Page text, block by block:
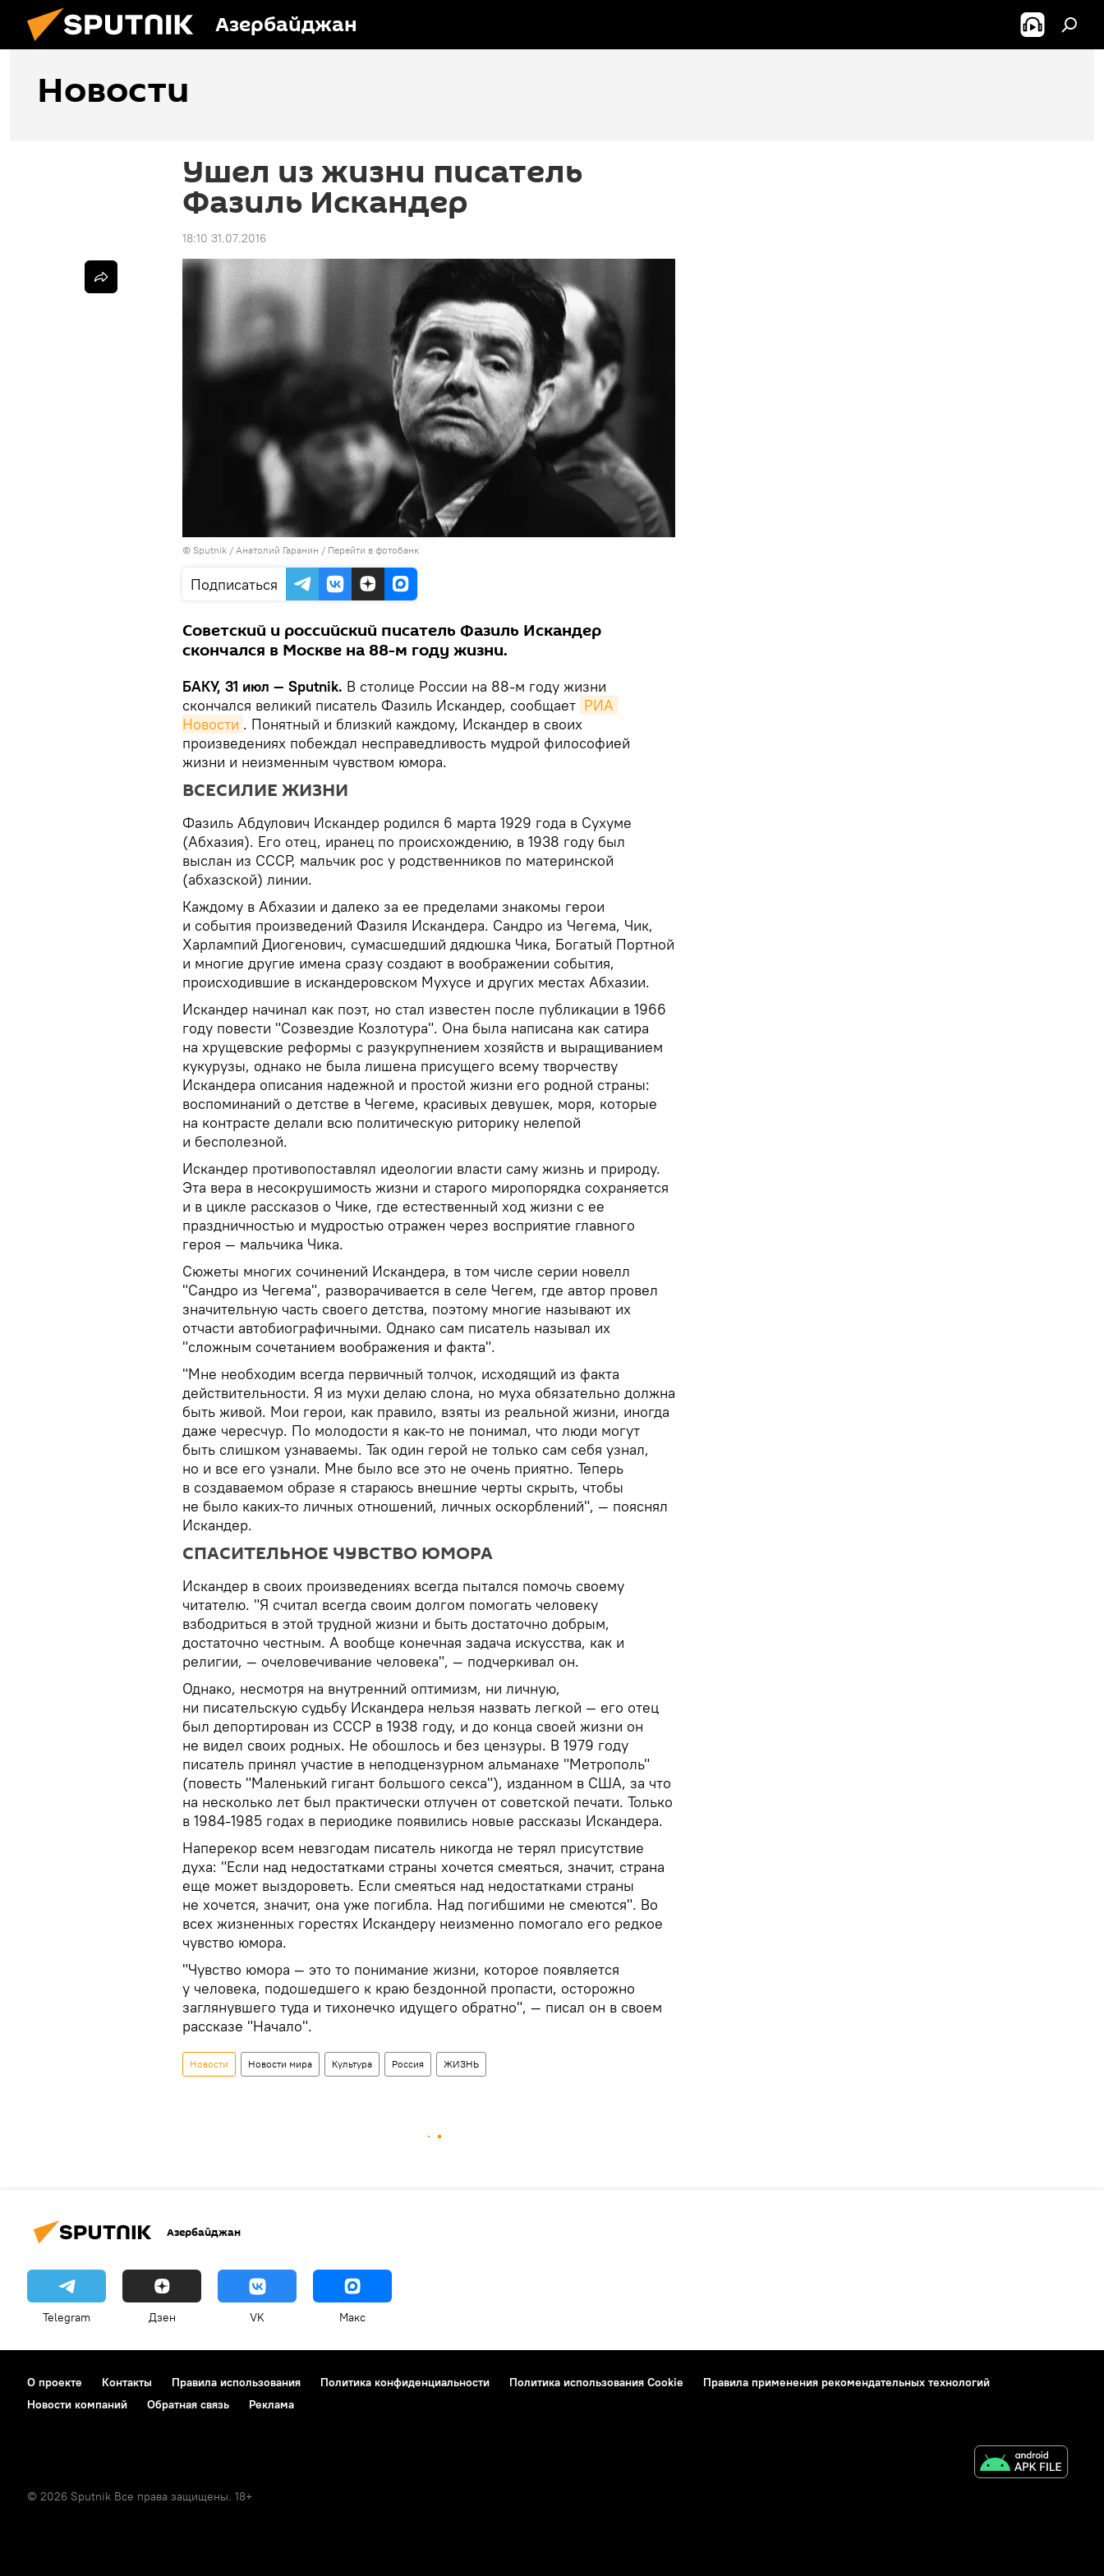
Азербайджан
Новости
Ушел из жизни писатель
Фазиль Искандер
18:10 31.07.2016
© Sputnik / Анатолий Гаранин / Перейти в фотобанк
Подписаться
Советский и российский писатель Фазиль Искандер
скончался в Москве на 88-м году жизни.
БАКУ, 31 июл — Sputnik. В столице России на 88-м году жизни
скончался великий писатель Фазиль Искандер, сообщает РИА
Новости . Понятный и близкий каждому, Искандер в своих
произведениях побеждал несправедливость мудрой философией
жизни и неизменным чувством юмора.
ВСЕСИЛИЕ ЖИЗНИ
Фазиль Абдулович Искандер родился 6 марта 1929 года в Сухуме
(Абхазия). Его отец, иранец по происхождению, в 1938 году был
выслан из СССР, мальчик рос у родственников по материнской
(абхазской) линии.
Каждому в Абхазии и далеко за ее пределами знакомы герои
и события произведений Фазиля Искандера. Сандро из Чегема, Чик,
Харлампий Диогенович, сумасшедший дядюшка Чика, Богатый Портной
и многие другие имена сразу создают в воображении события,
происходившие в искандеровском Мухусе и других местах Абхазии.
Искандер начинал как поэт, но стал известен после публикации в 1966
году повести "Созвездие Козлотура". Она была написана как сатира
на хрущевские реформы с разукрупнением хозяйств и выращиванием
кукурузы, однако не была лишена присущего всему творчеству
Искандера описания надежной и простой жизни его родной страны:
воспоминаний о детстве в Чегеме, красивых девушек, моря, которые
на контрасте делали всю политическую риторику нелепой
и бесполезной.
Искандер противопоставлял идеологии власти саму жизнь и природу.
Эта вера в несокрушимость жизни и старого миропорядка сохраняется
и в цикле рассказов о Чике, где естественный ход жизни с ее
праздничностью и мудростью отражен через восприятие главного
героя — мальчика Чика.
Сюжеты многих сочинений Искандера, в том числе серии новелл
"Сандро из Чегема", разворачивается в селе Чегем, где автор провел
значительную часть своего детства, поэтому многие называют их
отчасти автобиографичными. Однако сам писатель называл их
"сложным сочетанием воображения и факта".
"Мне необходим всегда первичный толчок, исходящий из факта
действительности. Я из мухи делаю слона, но муха обязательно должна
быть живой. Мои герои, как правило, взяты из реальной жизни, иногда
даже чересчур. По молодости я как-то не понимал, что люди могут
быть слишком узнаваемы. Так один герой не только сам себя узнал,
но и все его узнали. Мне было все это не очень приятно. Теперь
в создаваемом образе я стараюсь внешние черты скрыть, чтобы
не было каких-то личных отношений, личных оскорблений", — пояснял
Искандер.
СПАСИТЕЛЬНОЕ ЧУВСТВО ЮМОРА
Искандер в своих произведениях всегда пытался помочь своему
читателю. "Я считал всегда своим долгом помогать человеку
взбодриться в этой трудной жизни и быть достаточно добрым,
достаточно честным. А вообще конечная задача искусства, как и
религии, — очеловечивание человека", — подчеркивал он.
Однако, несмотря на внутренний оптимизм, ни личную,
ни писательскую судьбу Искандера нельзя назвать легкой — его отец
был депортирован из СССР в 1938 году, и до конца своей жизни он
не видел своих родных. Не обошлось и без цензуры. В 1979 году
писатель принял участие в неподцензурном альманахе "Метрополь"
(повесть "Маленький гигант большого секса"), изданном в США, за что
на несколько лет был практически отлучен от советской печати. Только
в 1984-1985 годах в периодике появились новые рассказы Искандера.
Наперекор всем невзгодам писатель никогда не терял присутствие
духа: "Если над недостатками страны хочется смеяться, значит, страна
еще может выздороветь. Если смеяться над недостатками страны
не хочется, значит, она уже погибла. Над погибшими не смеются". Во
всех жизненных горестях Искандеру неизменно помогало его редкое
чувство юмора.
"Чувство юмора — это то понимание жизни, которое появляется
у человека, подошедшего к краю бездонной пропасти, осторожно
заглянувшего туда и тихонечко идущего обратно", — писал он в своем
рассказе "Начало".
Новости Новости мира Культура Россия ЖИЗНЬ
Азербайджан
Telegram Дзен VK Макс
О проекте Контакты Правила использования Политика конфиденциальности Политика использования Cookie
Правила применения рекомендательных технологий
Новости компаний
Обратная связь Реклама
© 2026 Sputnik Все права защищены. 18+